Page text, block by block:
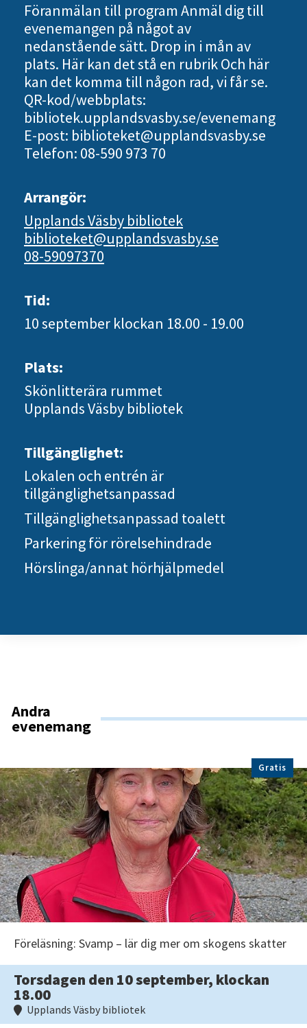
Föranmälan till program Anmäl dig till
evenemangen på något av
nedanstående sätt. Drop in i mån av
plats. Här kan det stå en rubrik Och här
kan det komma till någon rad, vi får se.
QR-kod/webbplats:
bibliotek.upplandsvasby.se/evenemang
E-post: biblioteket@upplandsvasby.se
Telefon: 08-590 973 70
Arrangör:
Upplands Väsby bibliotek
biblioteket@upplandsvasby.se
08-59097370
Tid:
10 september klockan 18.00 - 19.00
Plats:
Skönlitterära rummet
Upplands Väsby bibliotek
Tillgänglighet:
Lokalen och entrén är
tillgänglighetsanpassad
Tillgänglighetsanpassad toalett
Parkering för rörelsehindrade
Hörslinga/annat hörhjälpmedel
Andra
evenemang
Gratis
Föreläsning: Svamp – lär dig mer om skogens skatter
Torsdagen den 10 september, klockan
18.00
Upplands Väsby bibliotek